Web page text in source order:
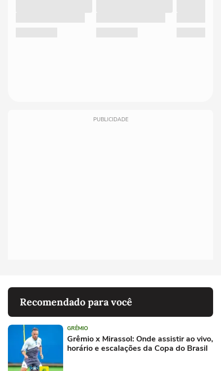
PUBLICIDADE
Recomendado para você
GRÊMIO
Grêmio x Mirassol: Onde assistir ao vivo,
horário e escalações da Copa do Brasil